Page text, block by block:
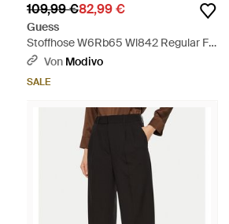
109,99 €82,99 €
Guess
Stoffhose W6Rb65 Wl842 Regular Fit
- Blau
Von Modivo
SALE